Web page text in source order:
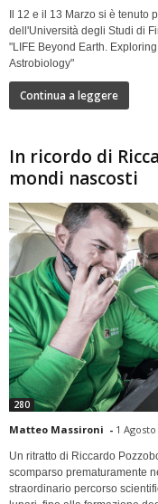
Il 12 e il 13 Marzo si è
dell'Università degli Studi di
"LIFE Beyond Earth.
Astrobiology"
Continua a leggere
In ricordo di
mondi nascosti
280
Matteo Massironi - 1
Un ritratto di Riccardo
scomparso prematuramente
straordinario percorso